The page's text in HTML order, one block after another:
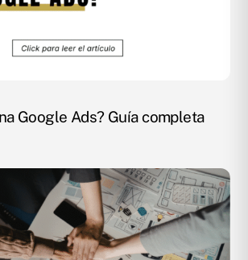
Google Ads? Guía completa